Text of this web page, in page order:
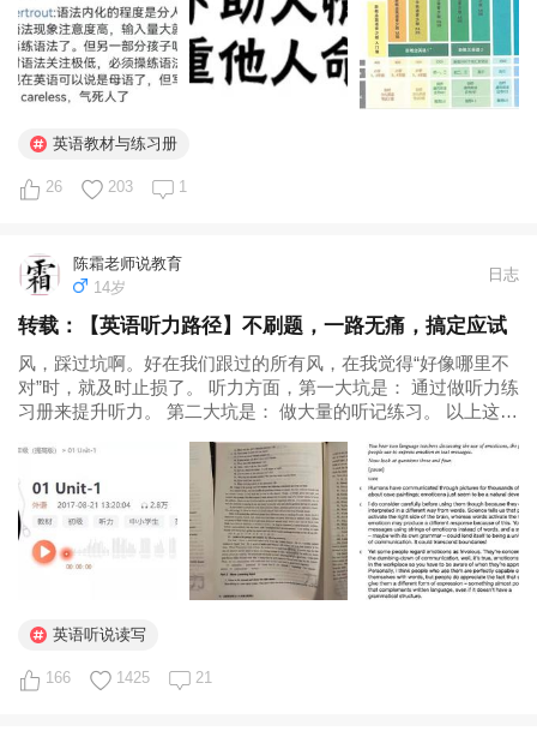
英语教材与练习册
26 203 1
陈霜老师说教育
14岁
日志
转载：【英语听力路径】不刷题，一路无痛，搞定应试
风，踩过坑啊。好在我们跟过的所有风，在我觉得“好像哪里不
对”时，就及时止损了。 听力方面，第一大坑是： 通过做听力练
习册来提升听力。 第二大坑是： 做大量的听记练习。 以上这两
是为了通过刷题，熟悉题型的方式用考试技巧来应试。 而做听
记练习这种...
英语听说读写
166 1425 21